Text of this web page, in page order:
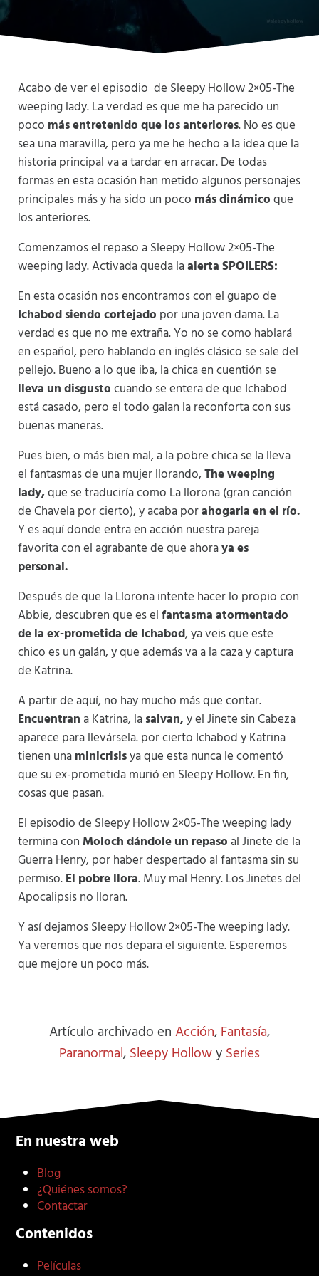
Acabo de ver el episodio de Sleepy Hollow 2×05-The
weeping lady. La verdad es que me ha parecido un
poco más entretenido que los anteriores. No es que
sea una maravilla, pero ya me he hecho a la idea que la
historia principal va a tardar en arracar. De todas
formas en esta ocasión han metido algunos personajes
principales más y ha sido un poco más dinámicoque
los anteriores.
Comenzamos el repaso a Sleepy Hollow 2×05-The
weeping lady. Activada queda laalerta SPOILERS:
En esta ocasión nos encontramos con el guapo de
Ichabod siendo cortejado por una joven dama. La
verdad es que no me extraña. Yo no se como hablará
en español, pero hablando en inglés clásico se sale del
pellejo. Bueno a lo que iba, la chica en cuentión se
lleva un disgustocuando se entera de que Ichabod
está casado, pero el todo galan la reconforta con sus
buenas maneras.
Pues bien, o más bien mal, a la pobre chica se la lleva
el fantasmas de una mujer llorando,The weeping
lady,que se traduciría como La llorona (gran canción
de Chavela por cierto), y acaba porahogarla en el río.
Y es aquí donde entra en acción nuestra pareja
favorita con el agrabante de que ahoraya es
personal.
Después de que la Llorona intente hacer lo propio con
Abbie, descubren que es elfantasma atormentado
de la ex-prometida de Ichabod, ya veis que este
chico es un galán, y que además va a la caza y captura
de Katrina.
A partir de aquí, no hay mucho más que contar.
Encuentrana Katrina, lasalvan,y el Jinete sin Cabeza
aparece para llevársela. por cierto Ichabod y Katrina
tienen unaminicrisisya que esta nunca le comentó
que su ex-prometida murió en Sleepy Hollow. En fin,
cosas que pasan.
El episodio de Sleepy Hollow 2×05-The weeping lady
termina con Moloch dándole un repasoal Jinete de la
Guerra Henry, por haber despertado al fantasma sin su
permiso.El pobre llora. Muy mal Henry. Los Jinetes del
Apocalipsis no lloran.
Y así dejamos Sleepy Hollow 2×05-The weeping lady.
Ya veremos que nos depara el siguiente. Esperemos
que mejore un poco más.
Artículo archivado en Acción, Fantasía,
Paranormal, Sleepy Hollowy Series
En nuestra web
Blog
¿Quiénes somos?
Contactar
Contenidos
Películas